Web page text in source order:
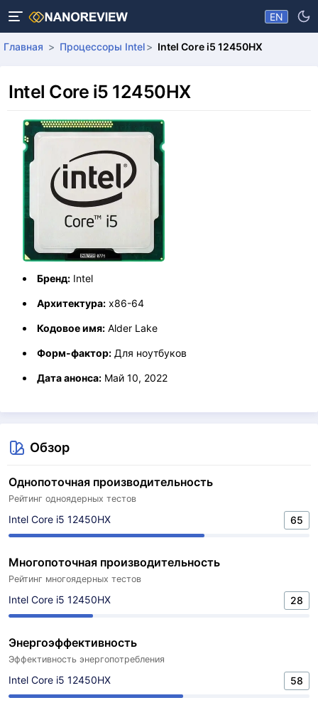
EN
Главная Процессоры Intel Intel Core i5 12450HX
Intel Core i5 12450HX
Бренд: Intel
Архитектура: x86-64
Кодовое имя: Alder Lake
Форм-фактор: Для ноутбуков
Дата анонса: Май 10, 2022
Обзор
Однопоточная производительность
Рейтинг одноядерных тестов
Intel Core i5 12450HX 65
Многопоточная производительность
Рейтинг многоядерных тестов
Intel Core i5 12450HX 28
Энергоэффективность
Эффективность энергопотребления
Intel Core i5 12450HX 58